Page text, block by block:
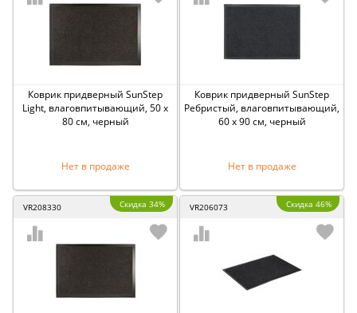
Коврик придверный SunStep
Light, влаговпитывающий, 50 x
80 см, черный
Нет в продаже
Коврик придверный SunStep
Ребристый, влаговпитывающий,
60 x 90 см, черный
Нет в продаже
VR208330 Скидка 34% VR206073 Скидка 46%